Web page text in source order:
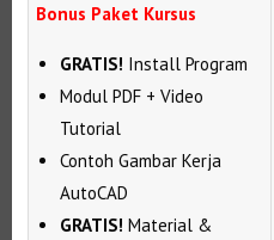
Bonus Paket Kursus
GRATIS! Install Program
Modul PDF + Video
Tutorial
Contoh Gambar Kerja
AutoCAD
GRATIS! Material &